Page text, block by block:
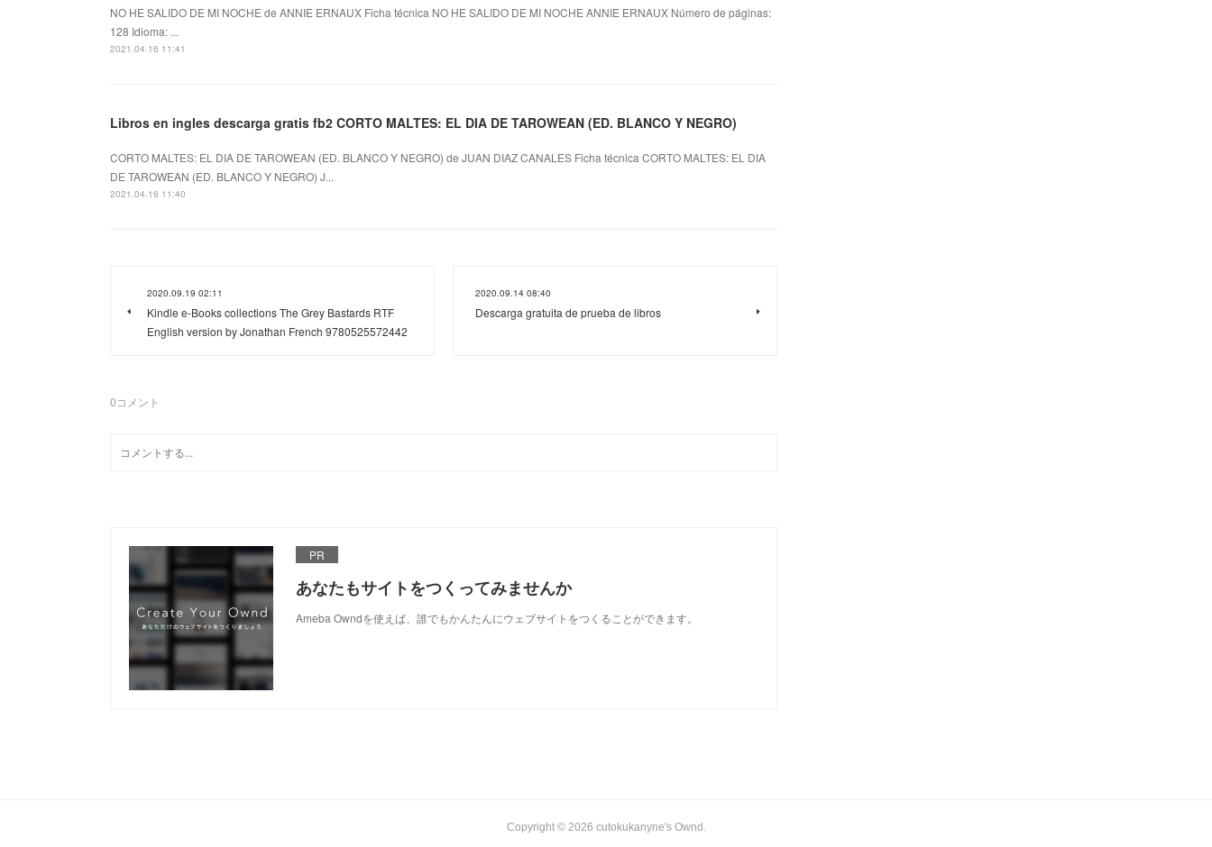
NO HE SALIDO DE MI NOCHE de ANNIE ERNAUX Ficha técnica NO HE SALIDO DE MI NOCHE ANNIE ERNAUX Número de páginas:
128 Idioma: ...
2021.04.16 11:41
Libros en ingles descarga gratis fb2 CORTO MALTES: EL DIA DE TAROWEAN (ED. BLANCO Y NEGRO)
CORTO MALTES: EL DIA DE TAROWEAN (ED. BLANCO Y NEGRO) de JUAN DIAZ CANALES Ficha técnica CORTO MALTES: EL DIA
DE TAROWEAN (ED. BLANCO Y NEGRO) J...
2021.04.16 11:40
2020.09.19 02:11
Kindle e-Books collections The Grey Bastards RTF
English version by Jonathan French 9780525572442
2020.09.14 08:40
Descarga gratuita de prueba de libros
0コメント
PR
あなたもサイトをつくってみませんか
Ameba Owndを使えば、誰でもかんたんにウェブサイトをつくることができます。
Copyright © 2026 cutokukanyne's Ownd .